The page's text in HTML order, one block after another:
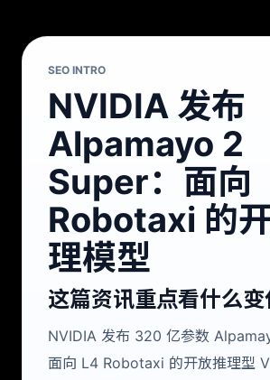
SEO INTRO
NVIDIA 发布
Alpamayo 2
Super：面向
Robotaxi 的
理模型
这篇资讯重点看什么变
NVIDIA 发布 320 亿参数
面向 L4 Robotaxi 的开放推理型